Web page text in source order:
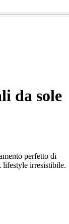
da sole
perfetto di
lifestyle irresistibile.